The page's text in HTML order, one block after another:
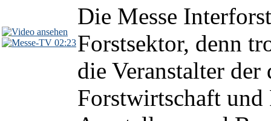
02:23
Die Messe
Forstsektor, denn
die Veranstalter der
Forstwirtschaft und